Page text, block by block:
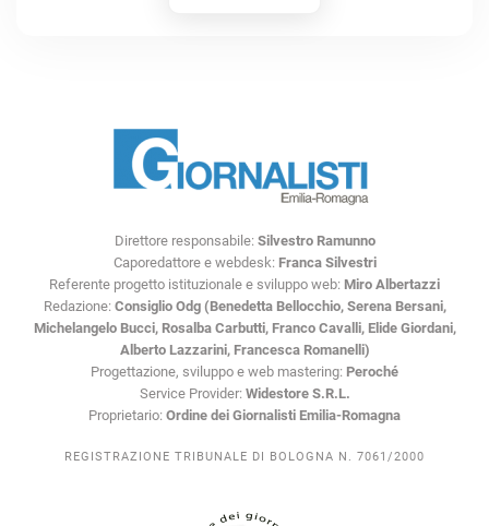
Direttore responsabile: Silvestro Ramunno
Caporedattore e webdesk: Franca Silvestri
Referente progetto istituzionale e sviluppo web: Miro Albertazzi
Redazione: Consiglio Odg (Benedetta Bellocchio, Serena Bersani,
Michelangelo Bucci, Rosalba Carbutti, Franco Cavalli, Elide Giordani,
Alberto Lazzarini, Francesca Romanelli)
Progettazione, sviluppo e web mastering: Peroché
Service Provider: Widestore S.R.L.
Proprietario: Ordine dei Giornalisti Emilia-Romagna
REGISTRAZIONE TRIBUNALE DI BOLOGNA N. 7061/2000